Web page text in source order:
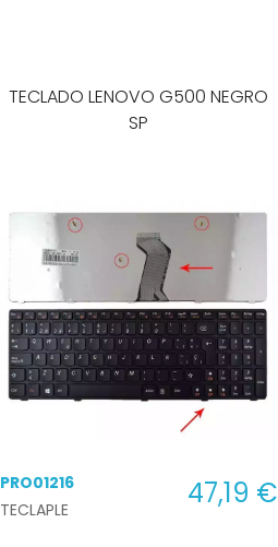
TECLADO LENOVO G500 NEGRO
SP
PRO01216
TECLAPLE
47,19 €